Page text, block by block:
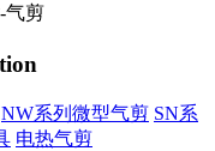
气剪
NW系列微型气剪 SN系
电热气剪